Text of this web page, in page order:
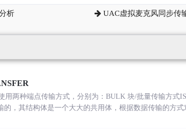
析 UAC虚拟麦克风同步传
用两种端点传输方式，分别为：BULK 块/批量传输方式
的，其结构体是一个大大的共用体，根据数据传输的方